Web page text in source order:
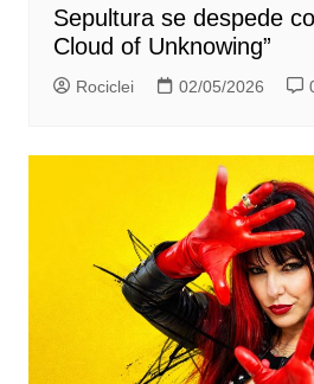
Sepultura se despede
Cloud of Unknowing”
Rociclei 02/05/2026